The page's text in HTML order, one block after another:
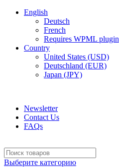
English
Deutsch
French
Requires WPML plugin
Country
United States (USD)
Deutschland (EUR)
Japan (JPY)
Newsletter
Contact Us
FAQs
Выберите категорию